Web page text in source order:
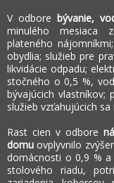
V odbore bývanie,
minulého mesiaca
plateného
obydlia; služieb pre
likvidácie odpadu;
stočného o 0,5 %,
bývajúcich vlastníkov;
služieb vzťahujúcich
Rast cien v odbore
domu ovplyvnilo
domácnosti o 0,9 %
stolového riadu,